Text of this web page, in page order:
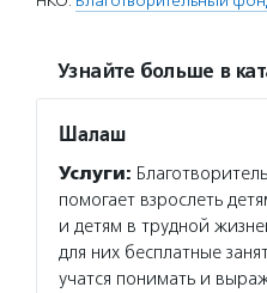
Узнайте больше в
Шалаш
Услуги:
помогает взрослеть
и детям в трудной
для них бесплатные
учатся понимать и